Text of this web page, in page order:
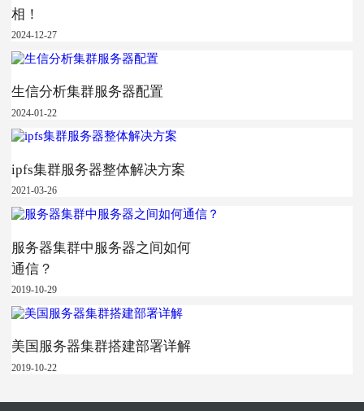
相！
2024-12-27
生信分析集群服务器配置
2024-01-22
ipfs集群服务器整体解决方案
2021-03-26
服务器集群中服务器之间如何
通信？
2019-10-29
美国服务器集群搭建部署详解
2019-10-22